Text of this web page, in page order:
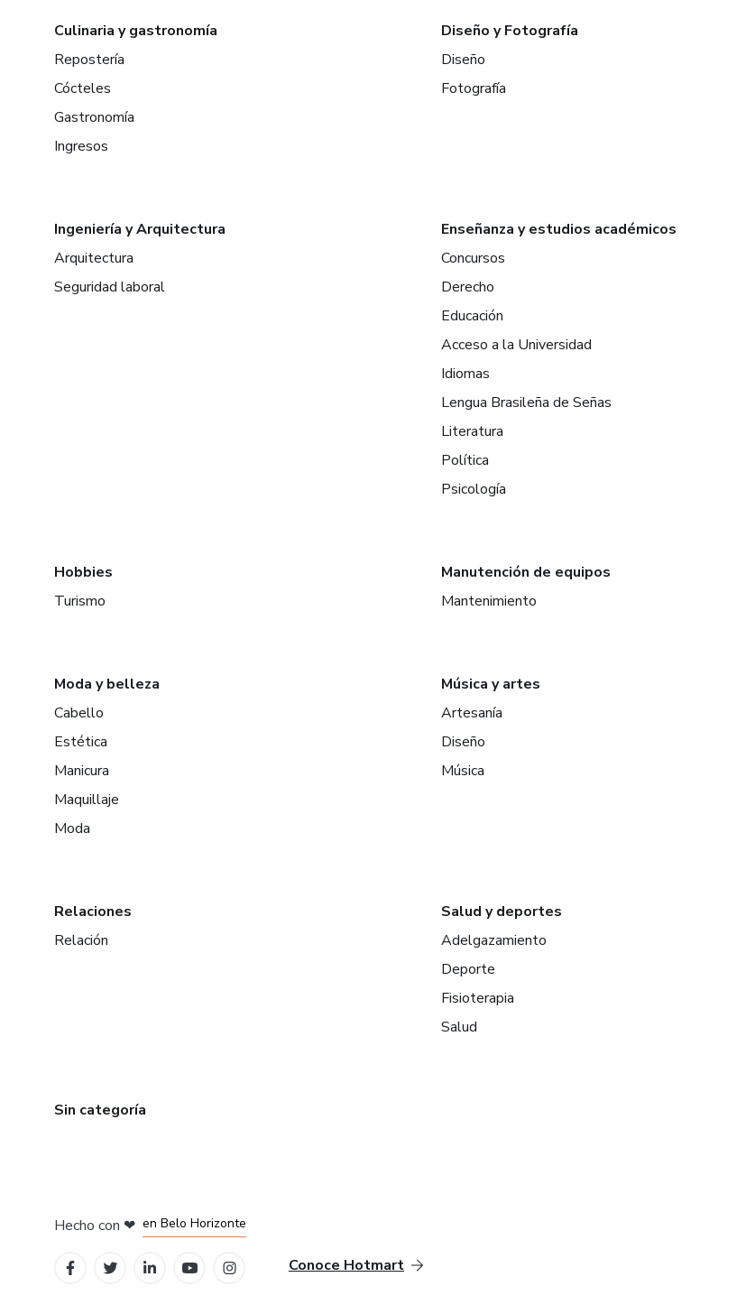
Culinaria y gastronomía
Repostería
Cócteles
Gastronomía
Ingresos
Diseño y Fotografía
Diseño
Fotografía
Ingeniería y Arquitectura
Arquitectura
Seguridad laboral
Enseñanza y estudios académicos
Concursos
Derecho
Educación
Acceso a la Universidad
Idiomas
Lengua Brasileña de Señas
Literatura
Política
Psicología
Hobbies
Turismo
Manutención de equipos
Mantenimiento
Moda y belleza
Cabello
Estética
Manicura
Maquillaje
Moda
Música y artes
Artesanía
Diseño
Música
Relaciones
Relación
Salud y deportes
Adelgazamiento
Deporte
Fisioterapia
Salud
Sin categoría
Hecho con ❤ en Belo Horizonte
Conoce Hotmart